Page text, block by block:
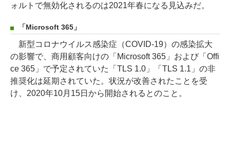
ォルトで無効化されるのは2021年春になる見込みだ。
「Microsoft 365」
新型コロナウイルス感染症（COVID-19）の感染拡大
の影響で、商用顧客向けの「Microsoft 365」および「Offi
ce 365」で予定されていた「TLS 1.0」「TLS 1.1」の非
推奨化は延期されていた。状況が改善されたことを受
け、2020年10月15日から開始されるとのこと。